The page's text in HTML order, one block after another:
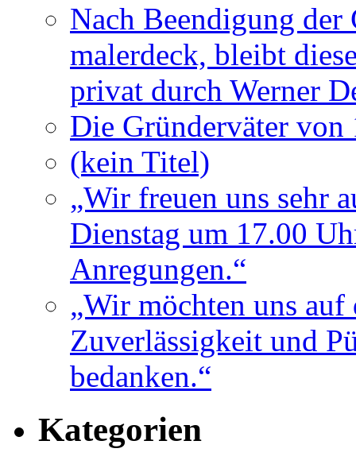
Nach Beendigung
malerdeck, bleibt
privat durch Werner
Die Gründerväter
(kein Titel)
„Wir freuen uns sehr
Dienstag um 17.00
Anregungen.“
„Wir möchten uns
Zuverlässigkeit und
bedanken.“
Kategorien